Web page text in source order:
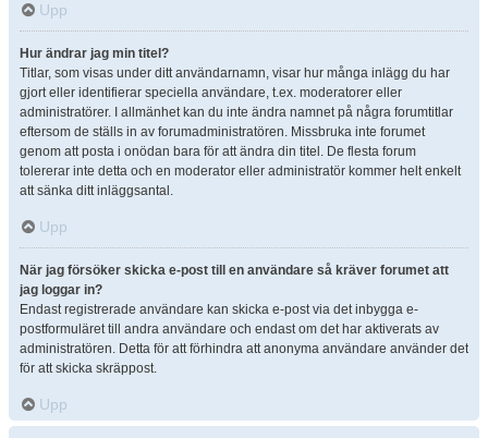
Upp
Hur ändrar jag min titel?
Titlar, som visas under ditt användarnamn, visar hur många inlägg du har
gjort eller identifierar speciella användare, t.ex. moderatorer eller
administratörer. I allmänhet kan du inte ändra namnet på några forumtitlar
eftersom de ställs in av forumadministratören. Missbruka inte forumet
genom att posta i onödan bara för att ändra din titel. De flesta forum
tolererar inte detta och en moderator eller administratör kommer helt enkelt
att sänka ditt inläggsantal.
Upp
När jag försöker skicka e-post till en användare så kräver forumet att
jag loggar in?
Endast registrerade användare kan skicka e-post via det inbygga e-
postformuläret till andra användare och endast om det har aktiverats av
administratören. Detta för att förhindra att anonyma användare använder det
för att skicka skräppost.
Upp